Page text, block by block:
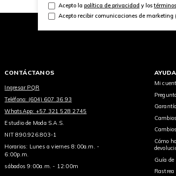
Acepto la política de privacidad y los
Acepto recibir comunicaciones de marketing
CONTÁCTANOS
Ingresar PQR
Teléfono: (604) 607 36 93
WhatsApp: +57 321 528 2745
Estudio de Moda S.A.S.
NIT 890.926.803-1
Horarios: Lunes a viernes 8:00a.m. -
6:00p.m.
sábados 9:00a.m. - 12:00m
AYUDA
Mi
Cómo
Guía
Rastrea